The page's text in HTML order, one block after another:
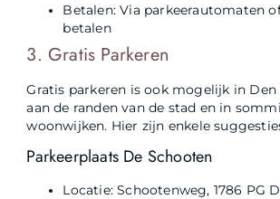
Betalen: Via parkeerautomaten
betalen
3. Gratis Parkeren
Gratis parkeren is ook mogelijk in Den
aan de randen van de stad en in
woonwijken. Hier zijn enkele
Parkeerplaats De Schooten
Locatie: Schootenweg, 1786 PG